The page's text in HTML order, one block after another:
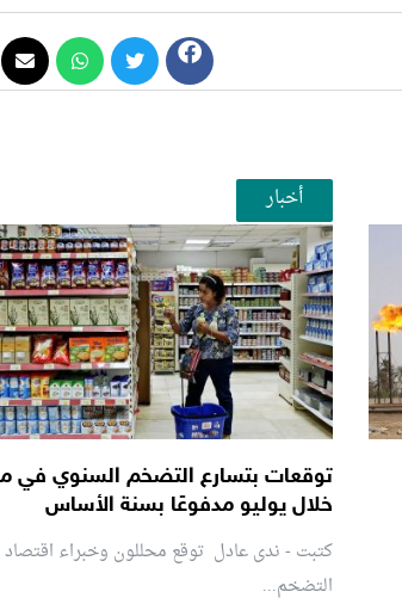
أخبار
توقعات بتسارع التضخم السنوي في
خلال يوليو مدفوعًا بسنة الأساس
كتبت - ندى عادل توقع محللون وخبراء
التضخم...